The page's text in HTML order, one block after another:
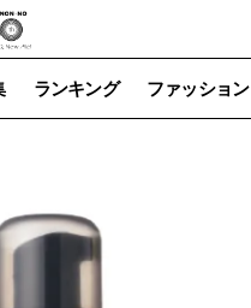
ランキング ファッション